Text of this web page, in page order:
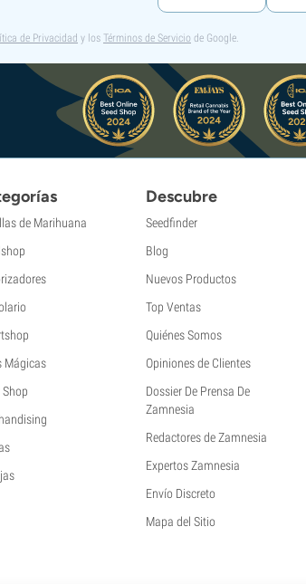
de Privacidad y los Términos de Servicio de Google.
de Marihuana
Mágicas
Shop
Descubre
Seedfinder
Blog
Nuevos Productos
Top Ventas
Quiénes Somos
Opiniones de Clientes
Dossier De Prensa De
Zamnesia
Redactores de Zamnesia
Expertos Zamnesia
Envío Discreto
Mapa del Sitio